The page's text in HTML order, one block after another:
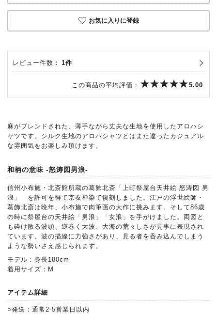
お気に入りに登録
レビュー件数： 1件
この商品の平均評価： 5.00
麻がブレンドされた、薄手ながら丈夫な生地を使用したアロハシ
ャツです。シルク生地のアロハシャツとはまた違ったカジュアル
な雰囲気をお楽しみ頂けます。
和柄の意味 -怒涛図男浪-
信州小布施・北斎館所蔵の葛飾北斎「上町祭屋台天井絵 怒涛図 男
浪」 を許可を得て京友禅染で復刻しました。江戸の浮世絵師・
葛飾北斎は晩年、小布施で肉筆画の大作に挑みます。そして86歳
の時に祭屋台の天井絵「男浪」「女浪」を手がけました。両図と
も砕け散る波頭、逆巻く大波、大海の荒々しさが見事に表現され
ています。波の描線に力強さがあり、見る者を呑み込んでしまう
ような勢いさえ感じられます。
モデル：身長180cm
着用サイズ：M
アイテム詳細
○発送：通常2-5営業日以内